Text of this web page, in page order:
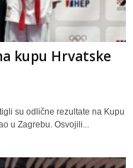
kupu Hrvatske
su odlične rezultate na Kupu
u Zagrebu. Osvojili...